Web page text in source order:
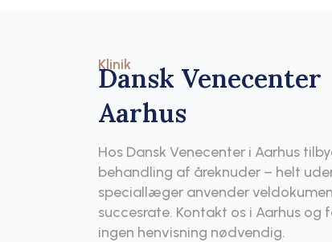
Klinik
Dansk Venecenter
Aarhus
Hos Dansk Venecenter i Aarhus
behandling af åreknuder – helt
speciallæger anvender
succesrate. Kontakt os i Aarhus og
ingen henvisning nødvendig.